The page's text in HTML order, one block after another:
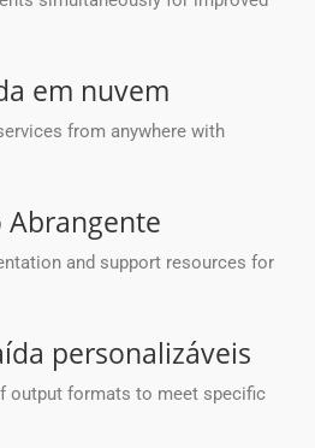
em nuvem
from anywhere with
Abrangente
and support resources for
personalizáveis
output formats to meet specific